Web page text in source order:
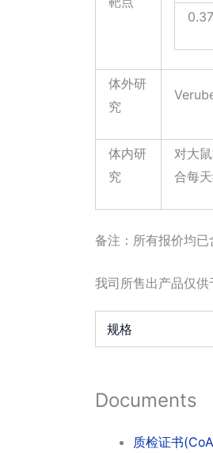
体外研
究
体内研
究
对大
合每
备注：所有报价均
我司所售出产品仅
规格
Documents
质检证书